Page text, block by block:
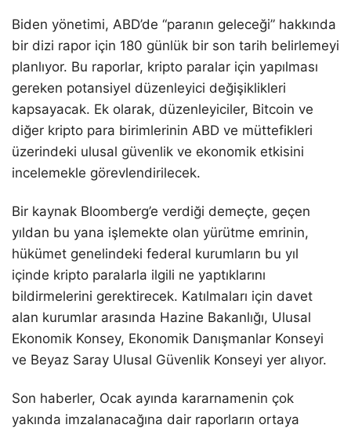
Biden yönetimi, ABD’de “paranın geleceği” hakkında
bir dizi rapor için 180 günlük bir son tarih belirlemeyi
planlıyor. Bu raporlar, kripto paralar için yapılması
gereken potansiyel düzenleyici değişiklikleri
kapsayacak. Ek olarak, düzenleyiciler, Bitcoin ve
diğer kripto para birimlerinin ABD ve müttefikleri
üzerindeki ulusal güvenlik ve ekonomik etkisini
incelemekle görevlendirilecek.
Bir kaynak Bloomberg’e verdiği demeçte, geçen
yıldan bu yana işlemekte olan yürütme emrinin,
hükümet genelindeki federal kurumların bu yıl
içinde kripto paralarla ilgili ne yaptıklarını
bildirmelerini gerektirecek. Katılmaları için davet
alan kurumlar arasında Hazine Bakanlığı, Ulusal
Ekonomik Konsey, Ekonomik Danışmanlar Konseyi
ve Beyaz Saray Ulusal Güvenlik Konseyi yer alıyor.
Son haberler, Ocak ayında kararnamenin çok
yakında imzalanacağına dair raporların ortaya